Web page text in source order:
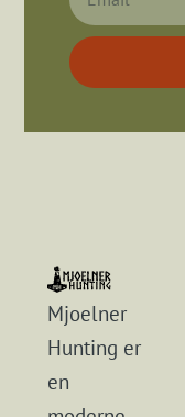
Mjoelner
Hunting er
en